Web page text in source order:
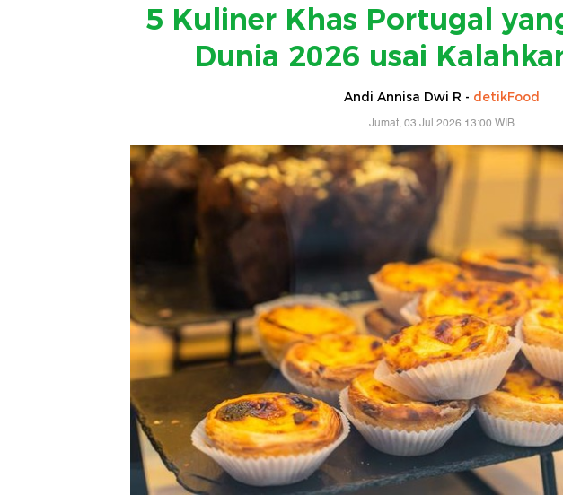
5 Kuliner Khas Portugal
Dunia 2026 usai
Andi Annisa Dwi R - detikFood
Jumat, 03 Jul 2026 13:00 WIB